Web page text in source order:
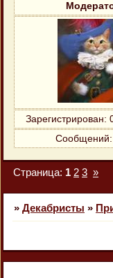
Зарегистрирован:
Сообщений:
Страница: 1 2 3 »
» Декабристы »